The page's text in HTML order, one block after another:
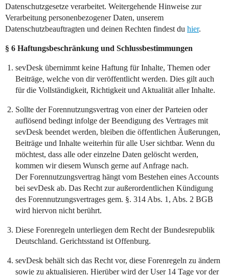
Datenschutzgesetze verarbeitet. Weitergehende Hinweise zur
Verarbeitung personenbezogener Daten, unserem
Datenschutzbeauftragten und deinen Rechten findest du hier.
§ 6 Haftungsbeschränkung und Schlussbestimmungen
sevDesk übernimmt keine Haftung für Inhalte, Themen oder
Beiträge, welche von dir veröffentlicht werden. Dies gilt auch
für die Vollständigkeit, Richtigkeit und Aktualität aller Inhalte.
Sollte der Forennutzungsvertrag von einer der Parteien oder
auflösend bedingt infolge der Beendigung des Vertrages mit
sevDesk beendet werden, bleiben die öffentlichen Äußerungen,
Beiträge und Inhalte weiterhin für alle User sichtbar. Wenn du
möchtest, dass alle oder einzelne Daten gelöscht werden,
kommen wir diesem Wunsch gerne auf Anfrage nach.
Der Forennutzungsvertrag hängt vom Bestehen eines Accounts
bei sevDesk ab. Das Recht zur außerordentlichen Kündigung
des Forennutzungsvertrages gem. §. 314 Abs. 1, Abs. 2 BGB
wird hiervon nicht berührt.
Diese Forenregeln unterliegen dem Recht der Bundesrepublik
Deutschland. Gerichtsstand ist Offenburg.
sevDesk behält sich das Recht vor, diese Forenregeln zu ändern
sowie zu aktualisieren. Hierüber wird der User 14 Tage vor der